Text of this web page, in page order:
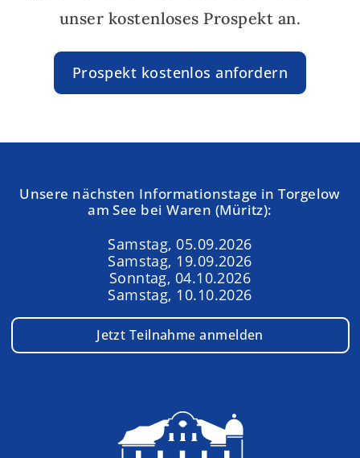
unser kostenloses Prospekt an.
Prospekt kostenlos anfordern
Unsere nächsten Informationstage in Torgelow
am See bei Waren (Müritz):
Samstag, 05.09.2026
Samstag, 19.09.2026
Sonntag, 04.10.2026
Samstag, 10.10.2026
Jetzt Teilnahme anmelden